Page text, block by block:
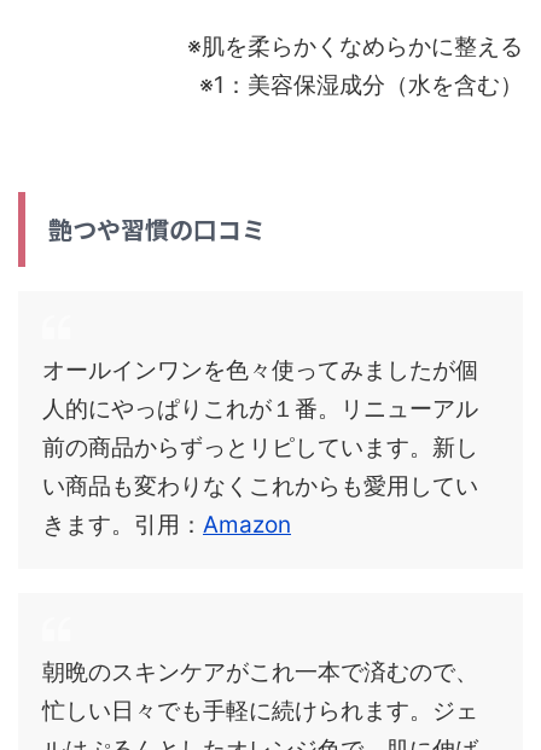
※肌を柔らかくなめらかに整える
※1：美容保湿成分（水を含む）
艶つや習慣の口コミ
オールインワンを色々使ってみましたが個
人的にやっぱりこれが１番。リニューアル
前の商品からずっとリピしています。新し
い商品も変わりなくこれからも愛用してい
きます。引用： Amazon
朝晩のスキンケアがこれ一本で済むので、
忙しい日々でも手軽に続けられます。ジェ